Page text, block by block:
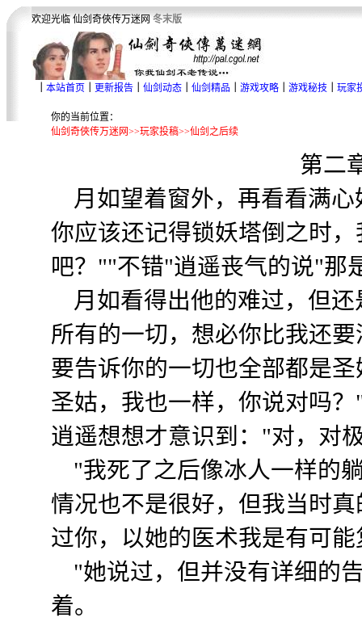
欢迎光临 仙剑奇俠传万迷网 冬末版
本站首页 更新报告｜ 仙剑动态｜ 仙剑精品 游戏攻略｜ 游戏秘技｜ 玩家
你的当前位置：
仙剑奇俠传万迷网>>玩家投稿>>仙剑之后续
第二
月如望着窗外，再看看满心
你应该还记得锁妖塔倒之时
吧？""不错"逍遥丧气的说"那
月如看得出他的难过，但还
所有的一切，想必你比我还
要告诉你的一切也全部都是
圣姑，我也一样，你说对吗？
逍遥想想才意识到："对，对
"我死了之后像冰人一样的
情况也不是很好，但我当时
过你，以她的医术我是有可
"她说过，但并没有详细的
着。